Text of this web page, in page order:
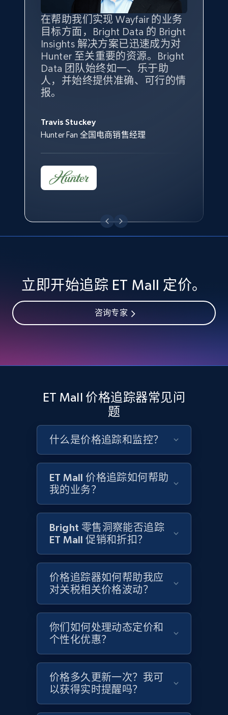
Seller reviews, Breadcrumbs, Root category, and
more.
2.5K+ 359+ 立即开始
eBay - Collect products from shops on eBay
Seller reviews, Breadcrumbs, Root category, and
more.
URL, Product id, Title, Seller name, Seller rating,
Seller reviews, Breadcrumbs, Root category, and
359+ 立即开始
Google Shopping
more.
2.4K+ 200+ 立即开始
Google Shopping - collects products from
web using keywords
URL, Product id, Title, Product description,
Rating, Reviews count, Images, Variations, and
URL, Domain, Country code, Model number,
Sku, Product id, Product name, Manufacturer,
and more.
2.1K+ 355+ 立即开始
Home Depot US - Gather data on products
在帮助我们实现 Wayfair 的业务
目标方面，Bright Data 的 Bright
Insights 解决方案已迅速成为对
Hunter 至关重要的资源。Bright
Data 团队始终如一、乐于助
人，并始终提供准确、可行的情
报。
Travis Stuckey
Hunter Fan 全国电商销售经理
Bright Insights 的数据极大地支
持了我们公司的目标。每个产品
类别的市场份额帮助我们以主要
竞争对手为基准，而供应商的销
售情况则从战术上帮助我们的营
销团队扩大产品种类。
Overstock 的客户战略与洞察总监
我们之所以选择 Bright
Insights，是因为它能够跟踪销
售情况，并绘制对我们业务至关
重要的竞争产品类别图。
Yael Fridman
Keter 的市场总监
借助 Bright Data 的解决方案，
我们获得了对市场领域、产品、
竞争格局以及消费者行为趋势的
独特且全面的洞察。
Beverly Taylor
Kingston Brass, Inc. 商品规划总监
立即开始追踪 ET Mall 定价。
咨询专家
ET Mall 价格追踪器常见问
题
什么是价格追踪和监控？
ET Mall 价格追踪如何帮助
我的业务？
Bright 零售洞察能否追踪
ET Mall 促销和折扣？
价格追踪器如何帮助我应
对关税相关价格波动？
你们如何处理动态定价和
个性化优惠？
价格多久更新一次？我可
以获得实时提醒吗？